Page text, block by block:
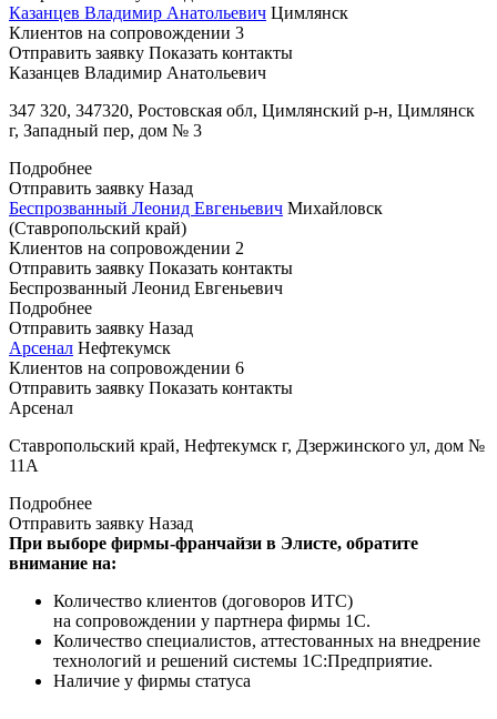
Казанцев Владимир Анатольевич Цимлянск
Клиентов на сопровождении 3
Отправить заявку Показать контакты
Казанцев Владимир Анатольевич
347 320, 347320, Ростовская обл, Цимлянский р-н, Цимлянск
г, Западный пер, дом № 3
Подробнее
Отправить заявку Назад
Беспрозванный Леонид Евгеньевич Михайловск
(Ставропольский край)
Клиентов на сопровождении 2
Отправить заявку Показать контакты
Беспрозванный Леонид Евгеньевич
Подробнее
Отправить заявку Назад
Арсенал Нефтекумск
Клиентов на сопровождении 6
Отправить заявку Показать контакты
Арсенал
Ставропольский край, Нефтекумск г, Дзержинского ул, дом №
11А
Подробнее
Отправить заявку Назад
При выборе фирмы-франчайзи в Элисте, обратите
внимание на:
Количество клиентов (договоров ИТС)
на сопровождении у партнера фирмы 1С.
Количество специалистов, аттестованных на внедрение
технологий и решений системы 1С:Предприятие.
Наличие у фирмы статуса